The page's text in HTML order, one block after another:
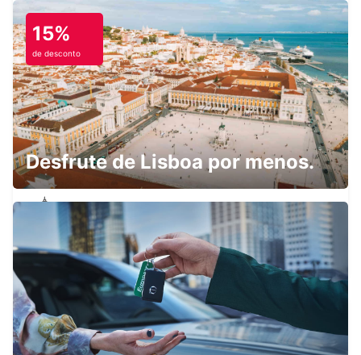
MONTBELIARD - FRANCE
BERNA, CENTRO
BERN - SWITZERLAND
GERBER PANNENDIENST AG
BERN - SWITZERLAND
BERNA, WANKDORF
15%
de desconto
Desfrute de Lisboa por menos.